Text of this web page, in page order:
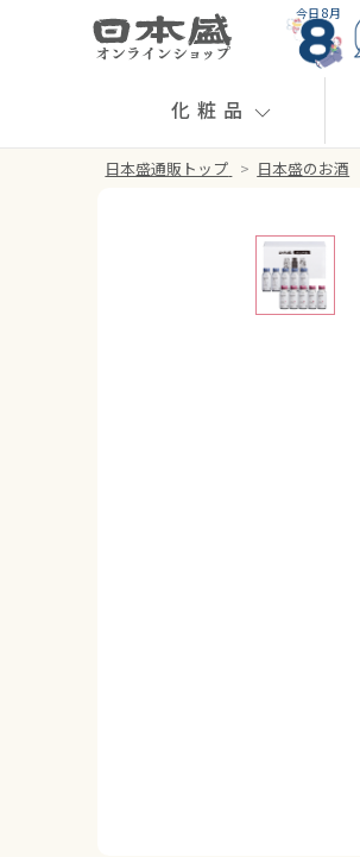
今日 8月
化粧品
日本盛通販トップ > 日本盛のお酒